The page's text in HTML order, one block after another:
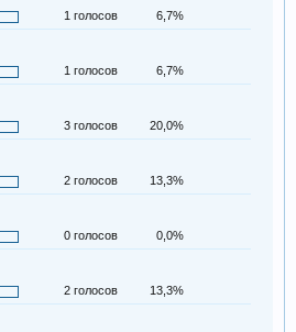
1 голосов 6,7%
1 голосов 6,7%
3 голосов 20,0%
2 голосов 13,3%
0 голосов 0,0%
2 голосов 13,3%